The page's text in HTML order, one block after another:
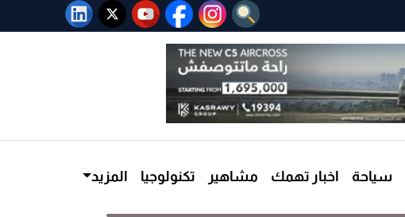
سياحة اخبار تهمك مشاهير تكنولوجيا المزيد